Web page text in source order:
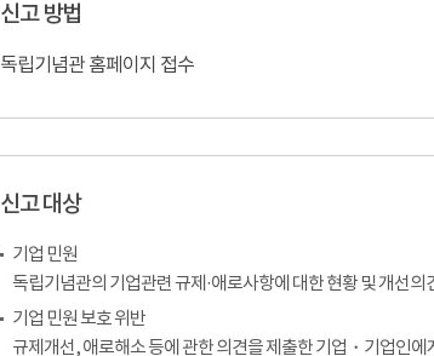
신고 방법
독립기념관 홈페이지 접수
신고 대상
기업 민원
독립기념관의 기업관련 규제·애로사항에 대한 현황 및 개선
기업 민원 보호 위반
규제개선, 애로해소 등에 관한 의견을 제출한 기업・기업인에